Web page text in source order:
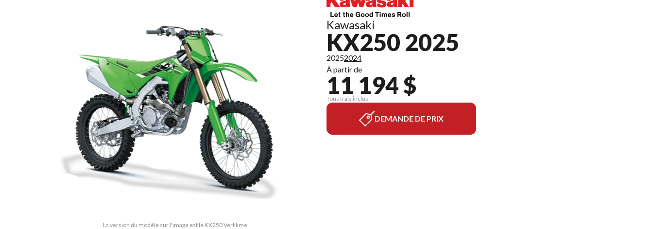
La version du modèle sur l'image est le KX250 Vert lime
Kawasaki
KX250 2025
20252024
À partir de
11 194 $
Tous frais inclus
DEMANDE DE PRIX